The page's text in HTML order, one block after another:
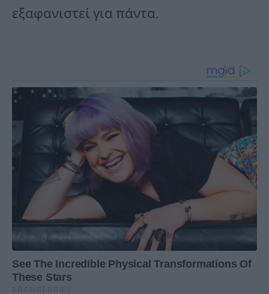
εξαφανιστεί για πάντα.